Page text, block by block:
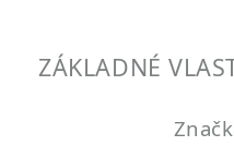
ZÁKLADNÉ